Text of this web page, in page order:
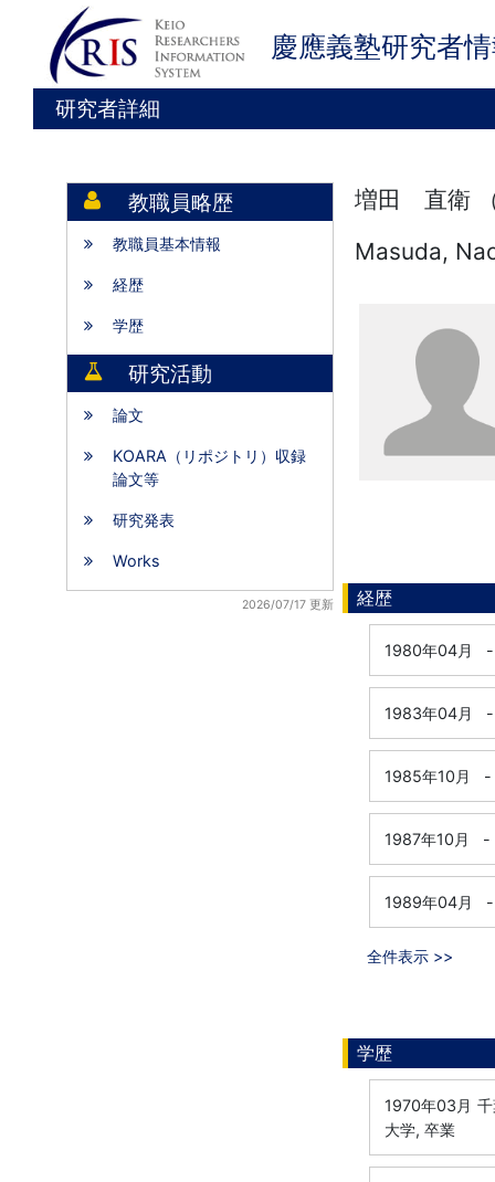
慶應義塾研究者
研究者詳細
教職員略歴
教職員基本情報
経歴
学歴
研究活動
論文
KOARA（リポジトリ）収録
論文等
研究発表
Works
2026/07/17 更新
増田 直衛
Masuda,
経歴
1980年04月 -
1983年04月 -
1985年10月 -
1987年10月 -
1989年04月 -
全件表示 >>
学歴
1970年03月
大学, 卒業